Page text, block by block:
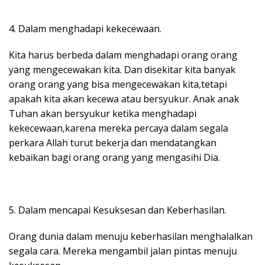
4. Dalam menghadapi kekecewaan.
Kita harus berbeda dalam menghadapi orang orang
yang mengecewakan kita. Dan disekitar kita banyak
orang orang yang bisa mengecewakan kita,tetapi
apakah kita akan kecewa atau bersyukur. Anak anak
Tuhan akan bersyukur ketika menghadapi
kekecewaan,karena mereka percaya dalam segala
perkara Allah turut bekerja dan mendatangkan
kebaikan bagi orang orang yang mengasihi Dia.
5. Dalam mencapai Kesuksesan dan Keberhasilan.
Orang dunia dalam menuju keberhasilan menghalalkan
segala cara. Mereka mengambil jalan pintas menuju